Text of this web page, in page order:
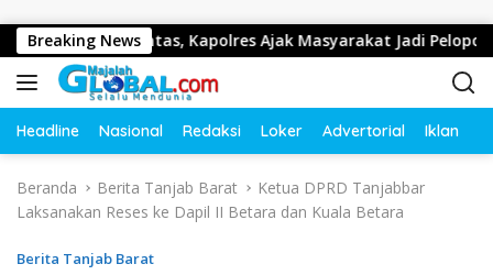
Breaking News
Lalu Lintas, Kapolres Ajak Masyarakat Jadi Pelopor
Headline Nasional Redaksi Loker Advertorial Iklan
Beranda Berita Tanjab Barat
Ketua DPRD Tanjabbar
Laksanakan Reses ke Dapil II Betara dan Kuala Betara
Berita Tanjab Barat